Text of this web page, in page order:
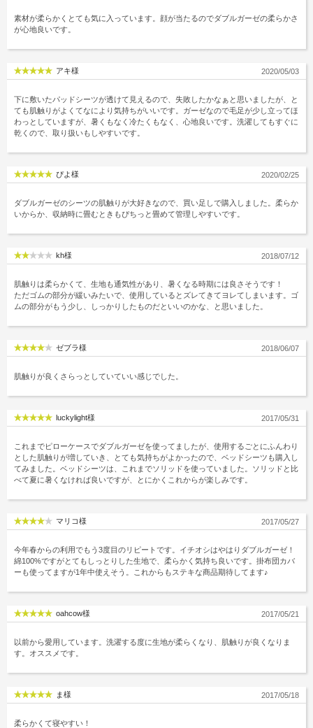
素材が柔らかくとても気に入っています。顔が当たるのでダブルガーゼの柔らかさ
が心地良いです。
アキ様 2020/05/03
下に敷いたパッドシーツが透けて見えるので、失敗したかなぁと思いましたが、と
ても肌触りがよくてなにより気持ちがいいです。ガーゼなので毛足が少し立ってほ
わっとしていますが、暑くもなく冷たくもなく、心地良いです。洗濯してもすぐに
乾くので、取り扱いもしやすいです。
ぴよ様 2020/02/25
ダブルガーゼのシーツの肌触りが大好きなので、買い足しで購入しました。柔らか
いからか、収納時に畳むときもぴちっと畳めて管理しやすいです。
kh様 2018/07/12
肌触りは柔らかくて、生地も通気性があり、暑くなる時期には良さそうです！
ただゴムの部分が緩いみたいで、使用しているとズレてきてヨレてしまいます。ゴ
ムの部分がもう少し、しっかりしたものだといいのかな、と思いました。
ゼブラ様 2018/06/07
肌触りが良くさらっとしていていい感じでした。
luckylight様 2017/05/31
これまでピローケースでダブルガーゼを使ってましたが、使用するごとにふんわり
とした肌触りが増していき、とても気持ちがよかったので、ベッドシーツも購入し
てみました。ベッドシーツは、これまでソリッドを使っていました。ソリッドと比
べて夏に暑くなければ良いですが、とにかくこれからが楽しみです。
マリコ様 2017/05/27
今年春からの利用でもう3度目のリピートです。イチオシはやはりダブルガーゼ！
綿100%ですがとてもしっとりした生地で、柔らかく気持ち良いです。掛布団カバ
ーも使ってますが1年中使えそう。これからもステキな商品期待してます♪
oahcow様 2017/05/21
以前から愛用しています。洗濯する度に生地が柔らくなり、肌触りが良くなりま
す。オススメです。
ま様 2017/05/18
柔らかくて寝やすい！